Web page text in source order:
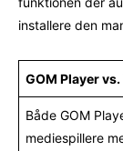
installere den
GOM Player
Både GOM
mediespillere